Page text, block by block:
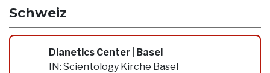
Schweiz
Dianetics Center | Basel
IN: Scientology Kirche Basel